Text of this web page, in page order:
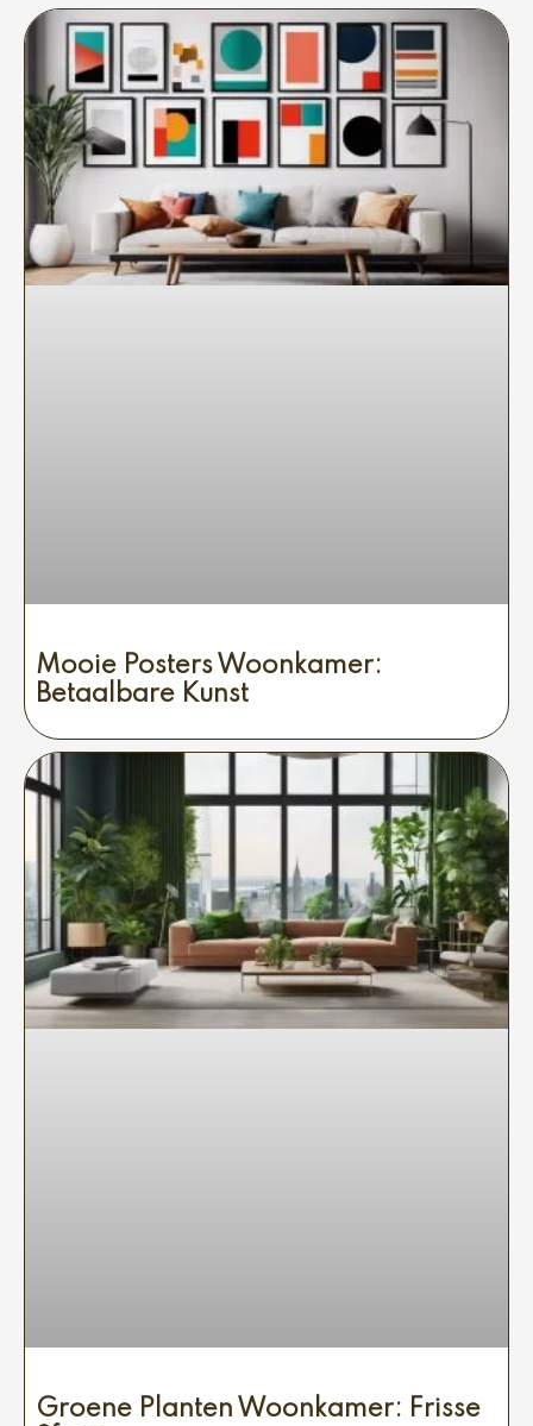
Mooie Posters Woonkamer:
Betaalbare Kunst
Groene Planten Woonkamer: Frisse